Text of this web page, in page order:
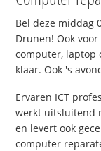
Bel deze middag
Drunen! Ook
computer, laptop
klaar. Ook 's
Ervaren ICT
werkt uitsluitend
en levert ook
computer